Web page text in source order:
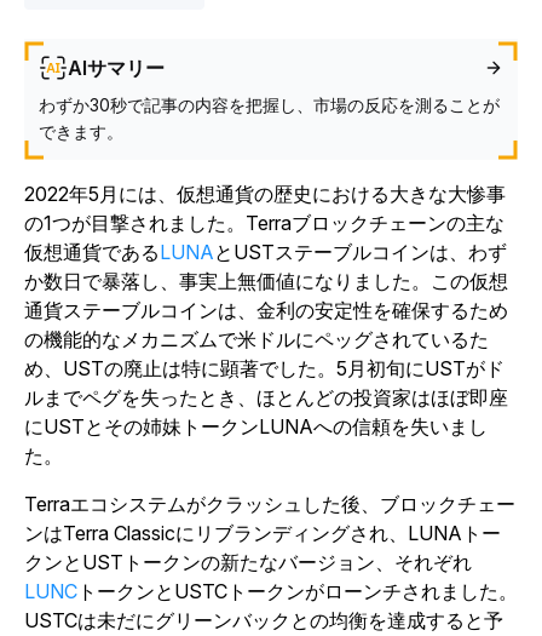
AIサマリー
わずか30秒で記事の内容を把握し、市場の反応を測ることが
できます。
2022年5月には、仮想通貨の歴史における大きな大惨事
の1つが目撃されました。Terraブロックチェーンの主な
仮想通貨であるLUNAとUSTステーブルコインは、わず
か数日で暴落し、事実上無価値になりました。この仮想
通貨ステーブルコインは、金利の安定性を確保するため
の機能的なメカニズムで米ドルにペッグされているた
め、USTの廃止は特に顕著でした。5月初旬にUSTがド
ルまでペグを失ったとき、ほとんどの投資家はほぼ即座
にUSTとその姉妹トークンLUNAへの信頼を失いまし
た。
Terraエコシステムがクラッシュした後、ブロックチェー
ンはTerra Classicにリブランディングされ、LUNAトー
クンとUSTトークンの新たなバージョン、 それぞれ
LUNC トークンとUSTCトークンがローンチされました。
USTCは未だにグリーンバックとの均衡を達成すると予